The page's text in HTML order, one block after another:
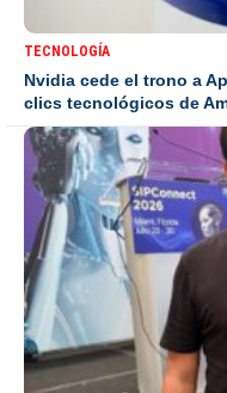
TECNOLOGÍA
Nvidia cede el trono a
clics tecnológicos de